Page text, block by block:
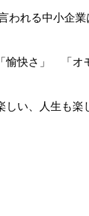
れる中小企業
愉快さ」 「オ
しい、人生も